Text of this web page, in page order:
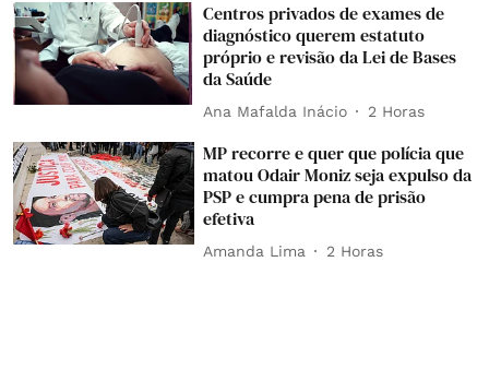
Centros privados de exames de
diagnóstico querem estatuto
próprio e revisão da Lei de Bases
da Saúde
Ana Mafalda Inácio 2 Horas
MP recorre e quer que polícia que
matou Odair Moniz seja expulso da
PSP e cumpra pena de prisão
efetiva
Amanda Lima 2 Horas